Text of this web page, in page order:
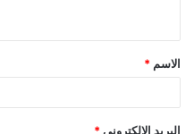
ق
*
الاسم *
البريد الإلكتروني *